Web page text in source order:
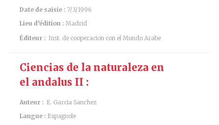
Date de saisie : 7/3/1996
Lieu d’édition : Madrid
Éditeur : Inst. de cooperacion con el Mundo Arabe
Ciencias de la naturaleza en
el andalus II :
Auteur : E. Garcia Sanchez
Langue : Espagnole